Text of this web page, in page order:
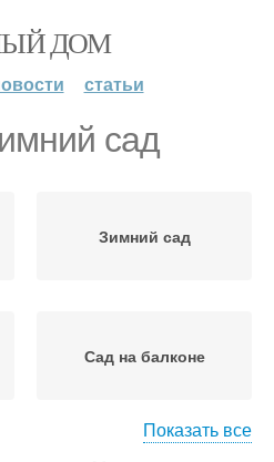
ДОМ
статьи
сад
Зимний сад
Сад на балконе
Показать все